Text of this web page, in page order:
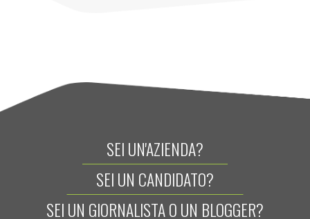
SEI UN'AZIENDA?
SEI UN CANDIDATO?
SEI UN GIORNALISTA O UN BLOGGER?